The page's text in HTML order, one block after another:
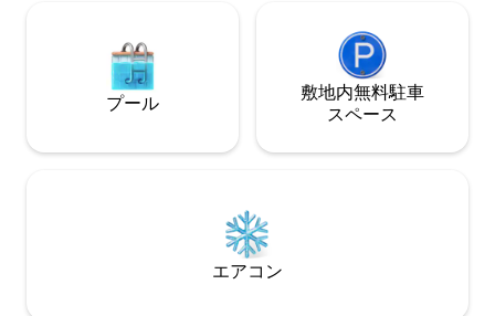
プール
敷地内無料駐⁠車
ス⁠ペ⁠ー⁠ス
エアコン